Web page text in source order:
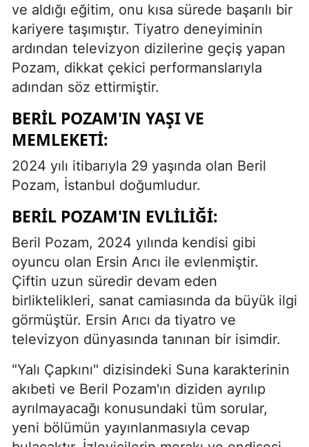
ve aldığı eğitim, onu kısa sürede başarılı bir
kariyere taşımıştır. Tiyatro deneyiminin
ardından televizyon dizilerine geçiş yapan
Pozam, dikkat çekici performanslarıyla
adından söz ettirmiştir.
BERIL POZAM'IN YAŞI VE
MEMLEKETI:
2024 yılı itibarıyla 29 yaşında olan Beril
Pozam, İstanbul doğumludur.
BERIL POZAM'IN EVLILIĞI:
Beril Pozam, 2024 yılında kendisi gibi
oyuncu olan Ersin Arıcı ile evlenmiştir.
Çiftin uzun süredir devam eden
birliktelikleri, sanat camiasında da büyük ilgi
görmüştür. Ersin Arıcı da tiyatro ve
televizyon dünyasında tanınan bir isimdir.
"Yalı Çapkını" dizisindeki Suna karakterinin
akıbeti ve Beril Pozam'ın diziden ayrılıp
ayrılmayacağı konusundaki tüm sorular,
yeni bölümün yayınlanmasıyla cevap